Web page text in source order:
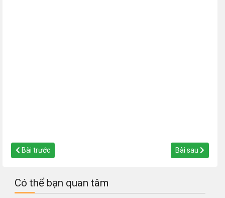
Bài trước Bài sau
Có thể bạn quan tâm